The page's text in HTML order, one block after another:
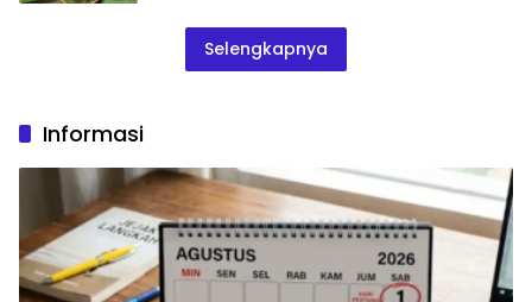
Selengkapnya
Informasi